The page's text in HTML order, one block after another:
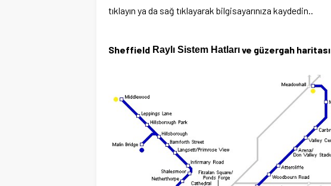
tıklayın ya da sağ tıklayarak bilgisayarınıza kaydedin..
Sheffield Raylı Sistem Hatlarıve güzergah haritası